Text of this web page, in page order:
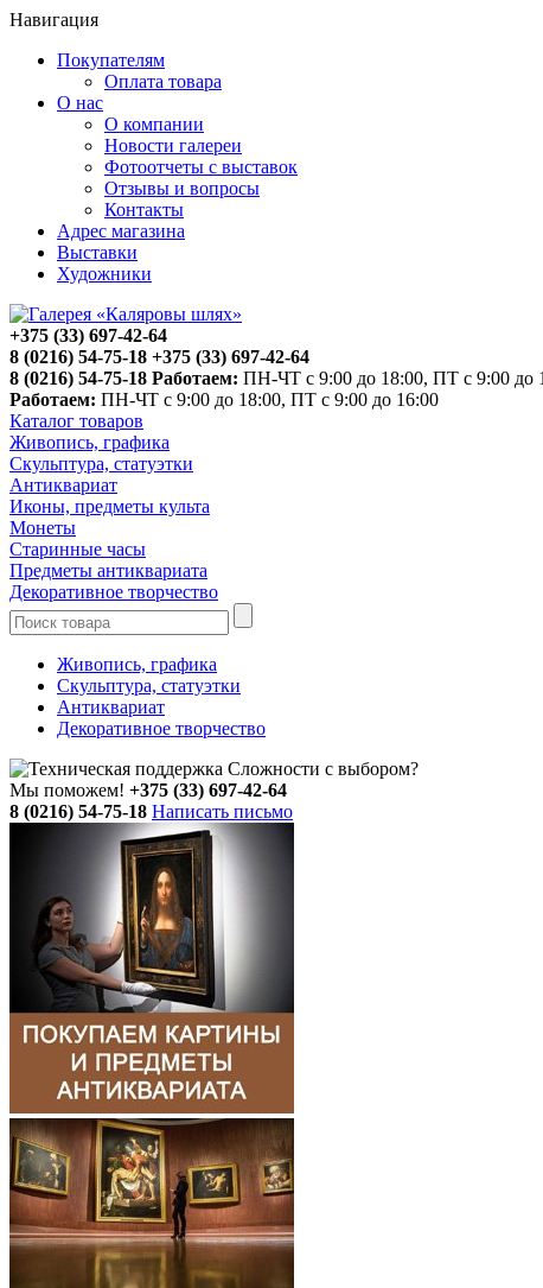
Навигация
Покупателям
Оплата товара
О нас
О компании
Новости галереи
Фотоотчеты с выставок
Отзывы и вопросы
Контакты
Адрес магазина
Выставки
Художники
+375 (33) 697-42-64
8 (0216) 54-75-18 +375 (33) 697-42-64
8 (0216) 54-75-18 Работаем: ПН-ЧТ с 9:00 до 18:00, ПТ с 9:00 до
Работаем: ПН-ЧТ с 9:00 до 18:00, ПТ с 9:00 до 16:00
Каталог товаров
Живопись, графика
Скульптура, статуэтки
Антиквариат
Иконы, предметы культа
Монеты
Старинные часы
Предметы антиквариата
Декоративное творчество
Живопись, графика
Скульптура, статуэтки
Антиквариат
Декоративное творчество
Сложности с выбором?
Мы поможем! +375 (33) 697-42-64
8 (0216) 54-75-18 Написать письмо